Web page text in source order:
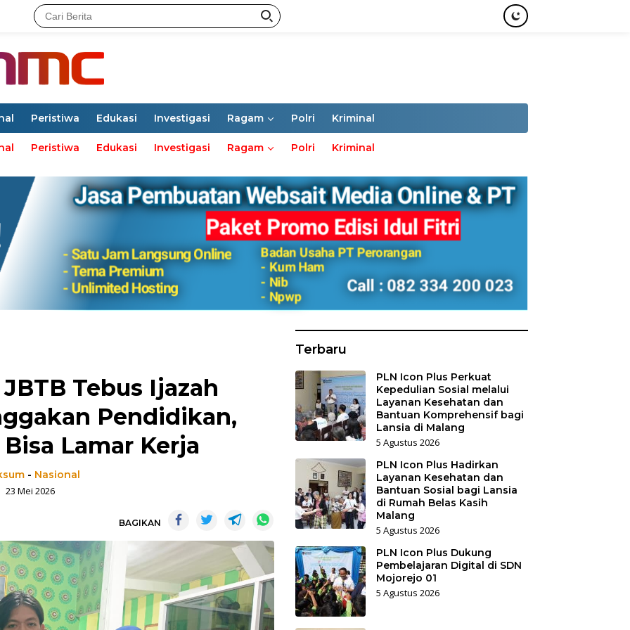
Peristiwa Edukasi Investigasi Ragam Polri Kriminal
Peristiwa Edukasi Investigasi Ragam Polri Kriminal
Tebus Ijazah
Pendidikan,
Lamar Kerja
- Nasional
23 Mei 2026
BAGIKAN
Terbaru
PLN Icon Plus Perkuat
Kepedulian Sosial melalui
Layanan Kesehatan dan
Bantuan Komprehensif bagi
Lansia di Malang
5 Agustus 2026
PLN Icon Plus Hadirkan
Layanan Kesehatan dan
Bantuan Sosial bagi Lansia
di Rumah Belas Kasih
Malang
5 Agustus 2026
PLN Icon Plus Dukung
Pembelajaran Digital di SDN
Mojorejo 01
5 Agustus 2026